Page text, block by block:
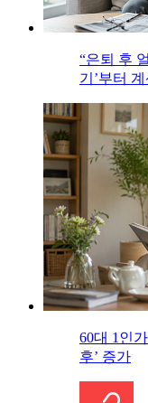
“은퇴 후
기’부터
60대 1인
후’ 증가